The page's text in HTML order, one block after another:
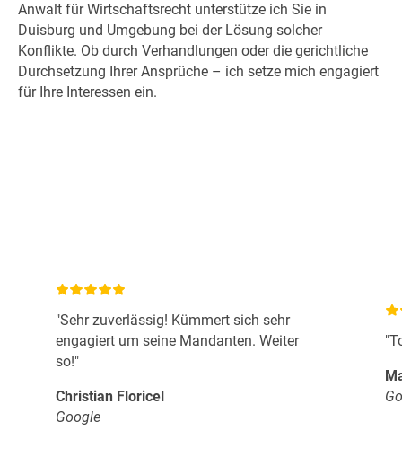
Anwalt für Wirtschaftsrecht unterstütze ich Sie in
Duisburg und Umgebung bei der Lösung solcher
Konflikte. Ob durch Verhandlungen oder die gerichtliche
Durchsetzung Ihrer Ansprüche – ich setze mich engagiert
für Ihre Interessen ein.
"Sehr zuverlässig! Kümmert sich sehr
engagiert um seine Mandanten. Weiter
so!"
Christian Floricel
Google